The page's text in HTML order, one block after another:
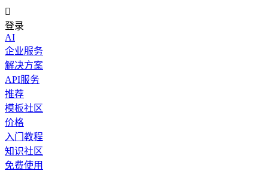

登录
AI
企业服务
解决方案
API服务
推荐
模板社区
价格
入门教程
知识社区
免费使用